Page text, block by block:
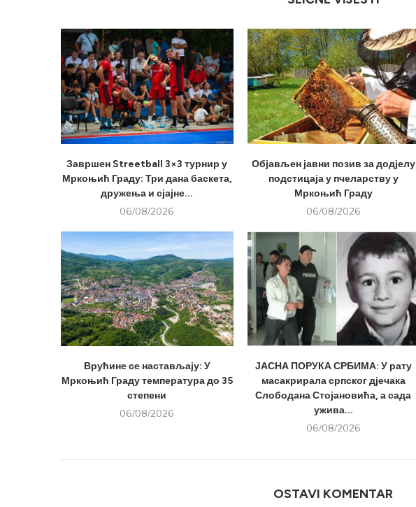
Завршен Streetball 3×3 турнир у
Мркоњић Граду: Три дана баскета,
дружења и сјајне...
06/08/2026
Објављен јавни позив за додјелу
подстицаја у пчеларству у
Мркоњић Граду
06/08/2026
Врућине се настављају: У
Мркоњић Граду температура до 35
степени
06/08/2026
ЈАСНА ПОРУКА СРБИМА: У рату
масакрирала српског дјечака
Слободана Стојановића, а сада
ужива...
06/08/2026
OSTAVI KOMENTAR